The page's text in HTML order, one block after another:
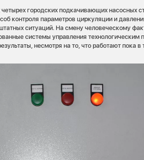
четырех городских подкачивающих насосных
контроля параметров циркуляции и
ситуаций. На смену человеческому
системы управления технологическим
несмотря на то, что работают пока